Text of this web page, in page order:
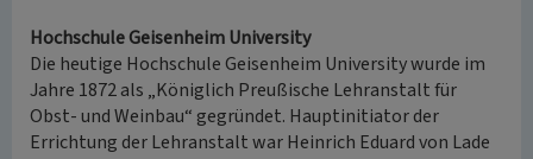
Hochschule Geisenheim University
Die heutige Hochschule Geisenheim University wurde im
Jahre 1872 als „Königlich Preußische Lehranstalt für
Obst- und Weinbau“ gegründet. Hauptinitiator der
Errichtung der Lehranstalt war Heinrich Eduard von Lade